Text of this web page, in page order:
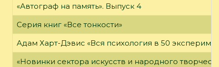
«Автограф на память». Выпуск 4
Серия книг «Все тонкости»
Адам Харт-Дэвис «Вся психология в 50
«Новинки сектора искусств и народного